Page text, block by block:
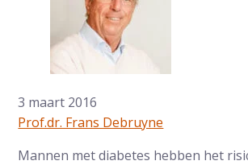
3 maart 2016
Prof.dr. Frans Debruyne
Mannen met diabetes hebben het